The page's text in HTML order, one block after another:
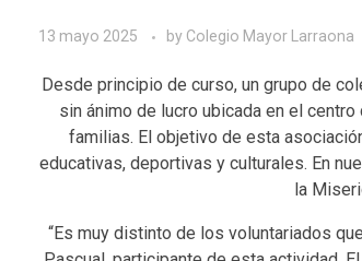
13 mayo 2025 by Colegio Mayor Larraona
Desde principio de curso, un grupo de
sin ánimo de lucro ubicada en el
familias. El objetivo de esta
educativas, deportivas y culturales. En
la
“Es muy distinto de los voluntariados